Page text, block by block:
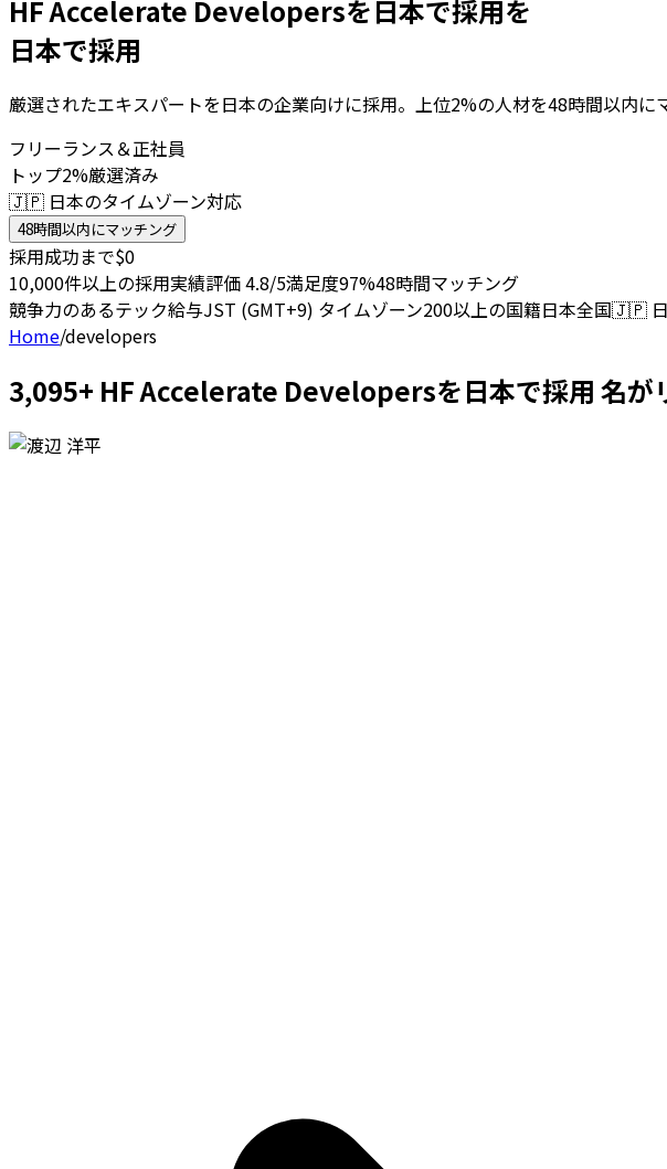
HF Accelerate Developersを日本で採用を
日本で採用
厳選されたエキスパートを日本の企業向けに採用。上位2%の人材を48時間以内に
フリーランス＆正社員
トップ2%厳選済み
🇯🇵 日本のタイムゾーン対応
48時間以内にマッチング
採用成功まで$0
10,000件以上の採用実績評価 4.8/5満足度97%48時間マッチング
競争力のあるテック給与JST (GMT+9) タイムゾーン200以上の国籍日本全国🇯🇵
Home/developers
3,095+ HF Accelerate Developersを日本で採用 名が